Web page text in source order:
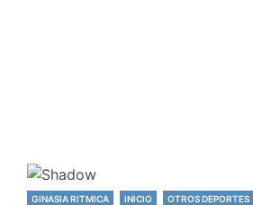
GINASIA RITMICA INICIO OTROS DEPORTES